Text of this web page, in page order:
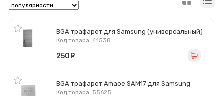
BGA трафарет для Samsung (универсальный)
Код товара: 41538
250
BGA трафарет Amaoe SAM17 для Samsung
Код товара: 55625